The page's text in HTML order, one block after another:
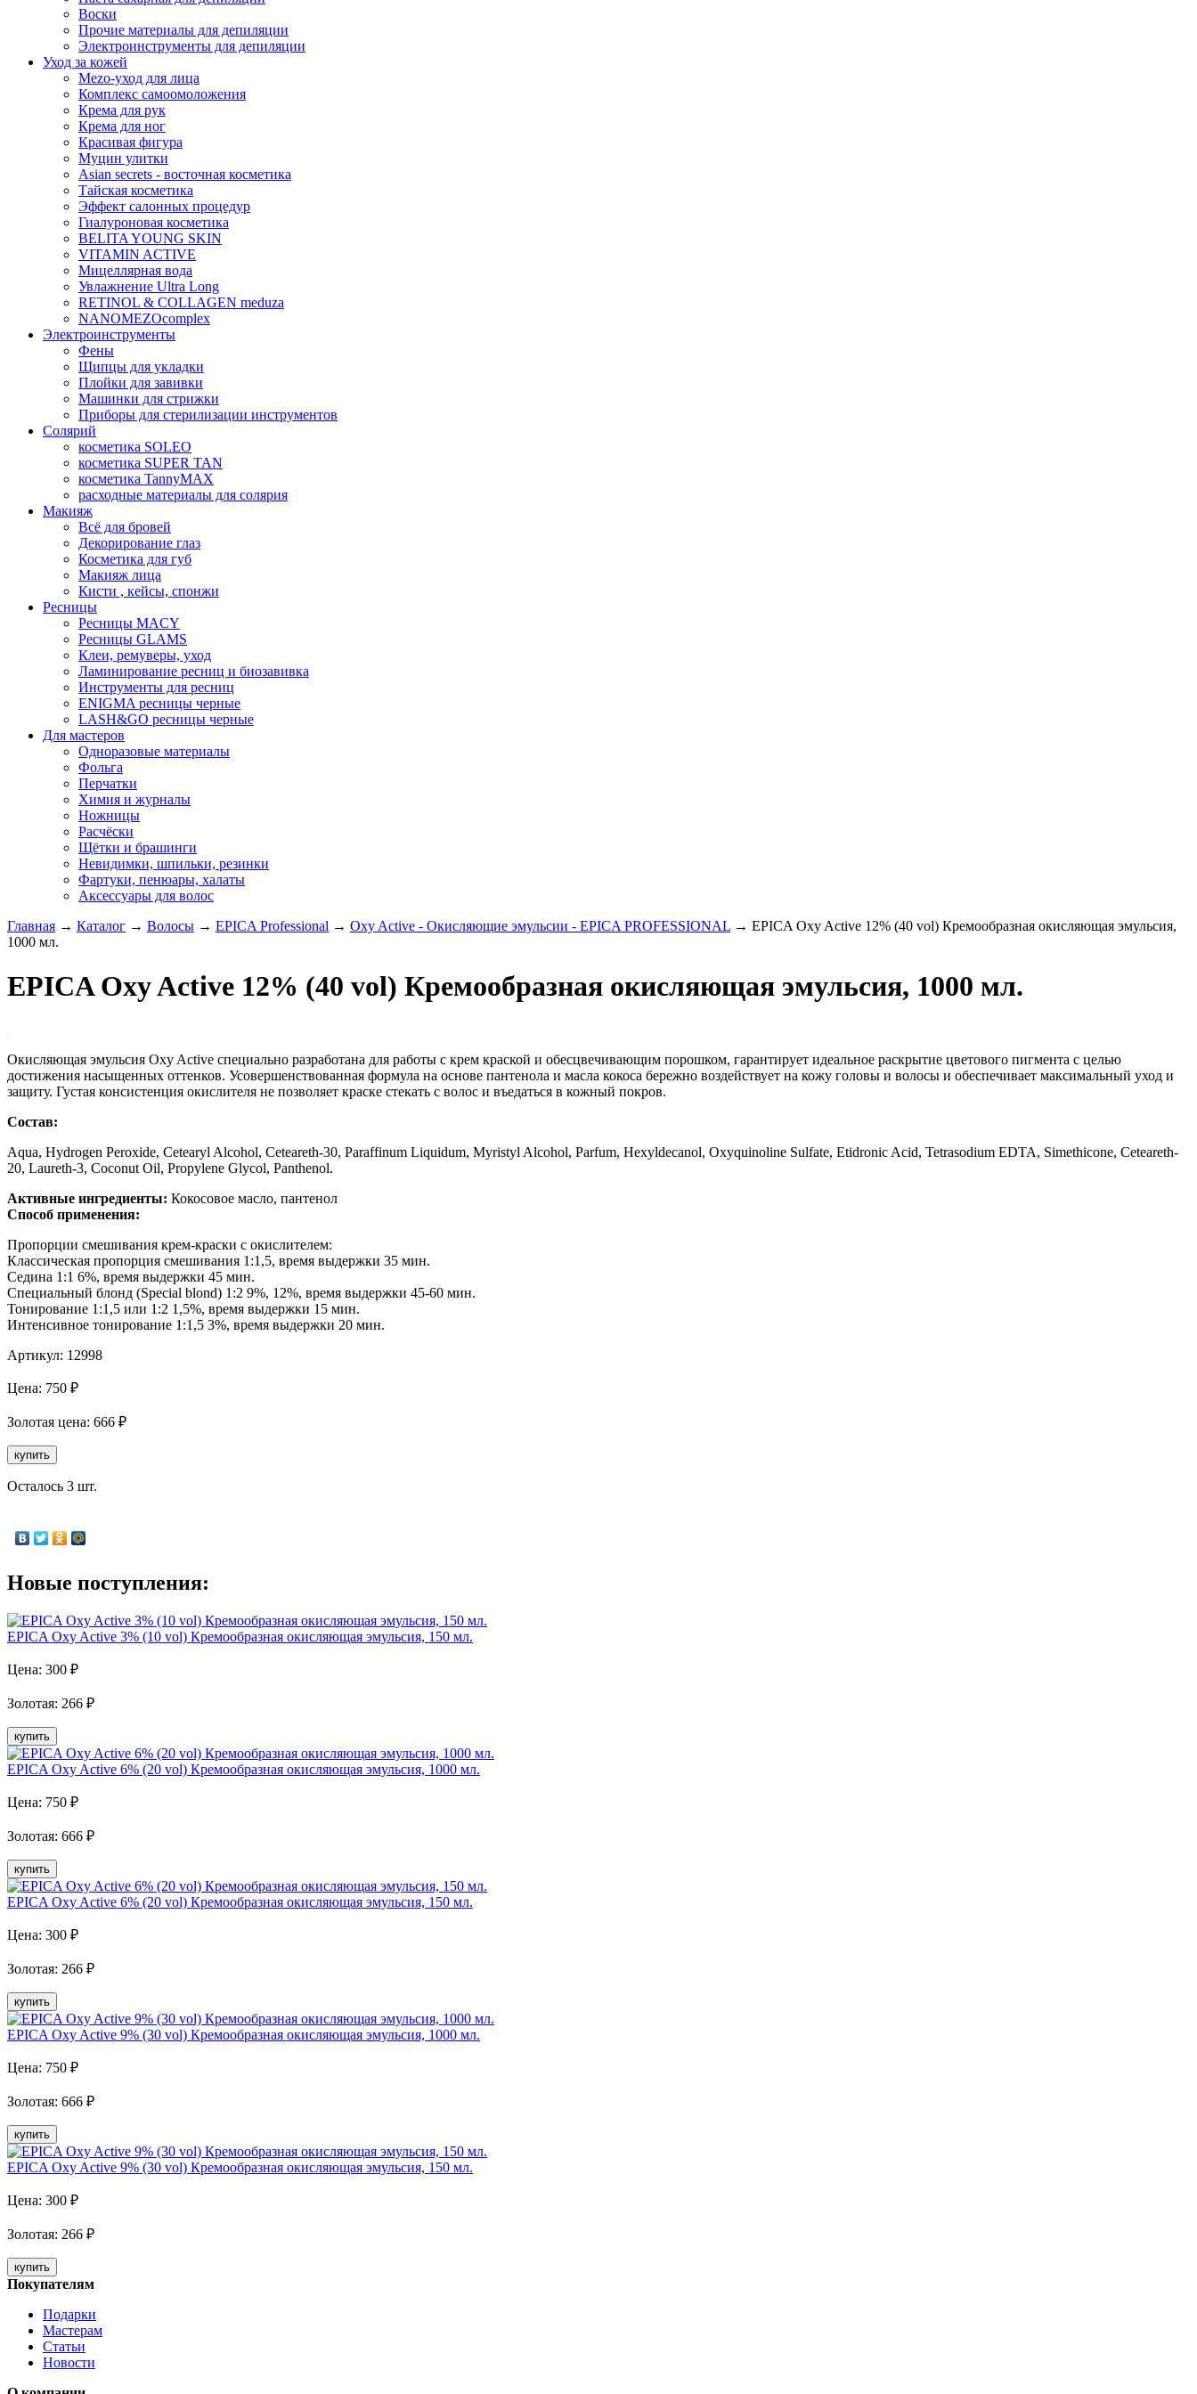
Воски
Прочие материалы для депиляции
Электроинструменты для депиляции
Уход за кожей
Mezo-уход для лица
Комплекс самоомоложения
Крема для рук
Крема для ног
Красивая фигура
Муцин улитки
Asian seсrets - восточная косметика
Тайская косметика
Эффект салонных процедур
Гиалуроновая косметика
BELITA YOUNG SKIN
VITAMIN ACTIVE
Мицеллярная вода
Увлажнение Ultra Long
RETINOL & COLLAGEN meduza
NANOMEZOcomplex
Электроинструменты
Фены
Щипцы для укладки
Плойки для завивки
Машинки для стрижки
Приборы для стерилизации инструментов
Солярий
косметика SOLEO
косметика SUPER TAN
косметика TannyMAX
расходные материалы для солярия
Макияж
Всё для бровей
Декорирование глаз
Косметика для губ
Макияж лица
Кисти , кейсы, спонжи
Ресницы
Ресницы MACY
Ресницы GLAMS
Клеи, ремуверы, уход
Ламинирование ресниц и биозавивка
Инструменты для ресниц
ENIGMA ресницы черные
LASH&GO ресницы черные
Для мастеров
Одноразовые материалы
Фольга
Перчатки
Химия и журналы
Ножницы
Расчёски
Щётки и брашинги
Невидимки, шпильки, резинки
Фартуки, пенюары, халаты
Аксессуары для волос
Главная → Каталог → Волосы → EPICA Professional → Oxy Active - Окисляющие эмульсии - EPICA PROFESSIONAL → EPICA Oxy Active 12% (40 vol) Кремообразная окисляющая эмульсия,
1000 мл.
EPICA Oxy Active 12% (40 vol) Кремообразная окисляющая эмульсия, 1000 мл.
Окисляющая эмульсия Oxy Active специально разработана для работы с крем краской и обесцвечивающим порошком, гарантирует идеальное раскрытие цветового пигмента с целью
достижения насыщенных оттенков. Усовершенствованная формула на основе пантенола и масла кокоса бережно воздействует на кожу головы и волосы и обеспечивает максимальный уход и
защиту. Густая консистенция окислителя не позволяет краске стекать с волос и въедаться в кожный покров.
Состав:
Aqua, Hydrogen Peroxide, Cetearyl Alcohol, Ceteareth-30, Paraffinum Liquidum, Myristyl Alcohol, Parfum, Hexyldecanol, Oxyquinoline Sulfate, Etidronic Acid, Tetrasodium EDTA, Simethicone, Ceteareth-
20, Laureth-3, Coconut Oil, Propylene Glycol, Panthenol.
Активные ингредиенты: Кокосовое масло, пантенол
Способ применения:
Пропорции смешивания крем-краски с окислителем:
Классическая пропорция смешивания 1:1,5, время выдержки 35 мин.
Седина 1:1 6%, время выдержки 45 мин.
Специальный блонд (Special blond) 1:2 9%, 12%, время выдержки 45-60 мин.
Тонирование 1:1,5 или 1:2 1,5%, время выдержки 15 мин.
Интенсивное тонирование 1:1,5 3%, время выдержки 20 мин.
Артикул: 12998
Цена: 750 ₽
Золотая цена: 666 ₽
купить
Осталось 3 шт.
Новые поступления:
EPICA Oxy Active 3% (10 vol) Кремообразная окисляющая эмульсия, 150 мл.
Цена: 300 ₽
Золотая: 266 ₽
купить
EPICA Oxy Active 6% (20 vol) Кремообразная окисляющая эмульсия, 1000 мл.
Цена: 750 ₽
Золотая: 666 ₽
купить
EPICA Oxy Active 6% (20 vol) Кремообразная окисляющая эмульсия, 150 мл.
Цена: 300 ₽
Золотая: 266 ₽
купить
EPICA Oxy Active 9% (30 vol) Кремообразная окисляющая эмульсия, 1000 мл.
Цена: 750 ₽
Золотая: 666 ₽
купить
EPICA Oxy Active 9% (30 vol) Кремообразная окисляющая эмульсия, 150 мл.
Цена: 300 ₽
Золотая: 266 ₽
купить
Покупателям
Подарки
Мастерам
Статьи
Новости